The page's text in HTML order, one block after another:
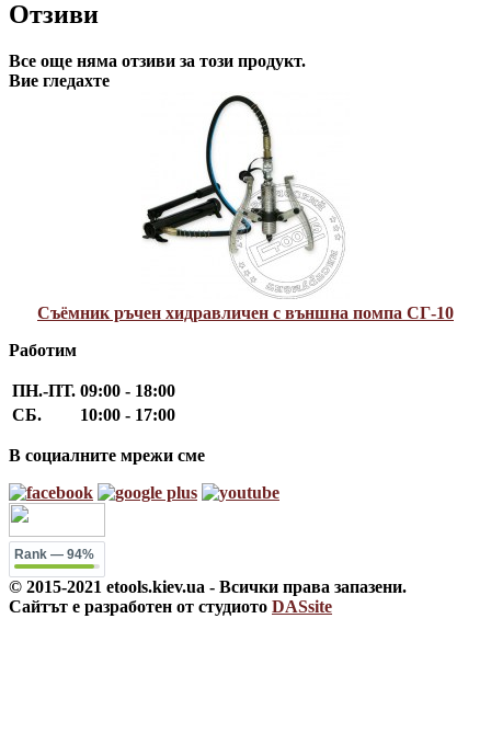
Отзиви
Все още няма отзиви за този продукт.
Вие гледахте
Съёмник ръчен хидравличен с външна помпа СГ-10
Работим
ПН.-ПТ. 09:00 - 18:00
СБ.
10:00 - 17:00
В социалните мрежи сме
Rank — 94%
© 2015-2021 etools.kiev.ua - Всички права запазени.
Сайтът е разработен от студиото DASsite